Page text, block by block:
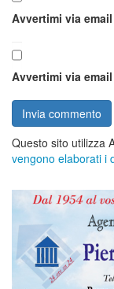
Avvertimi via
Avvertimi via
Questo sito utilizza
vengono elaborati i